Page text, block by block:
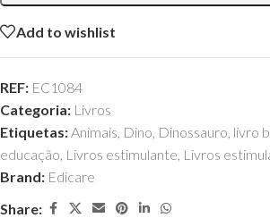
Add to wishlist
REF: EC1084
Categoria: Livros
Etiquetas:Animais, Dino, Dinossauro, livro
educação, Livros estimulante, Livros
Brand: Edicare
Share: